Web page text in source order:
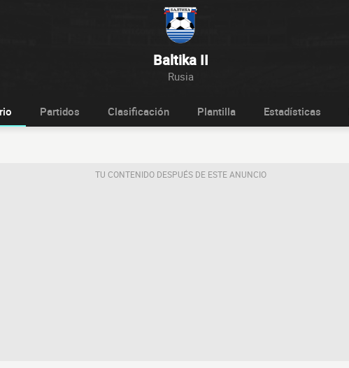
Baltika II
Rusia
Partidos Clasificación Plantilla Estadísticas
TU CONTENIDO DESPUÉS DE ESTE ANUNCIO